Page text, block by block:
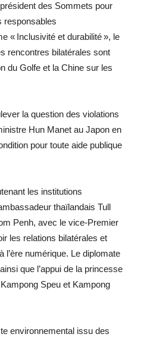
des Sommets pour
responsables
« Inclusivité et durabilité », le
rencontres bilatérales sont
du Golfe et la Chine sur les
la question des violations
Hun Manet au Japon en
pour toute aide publique
les institutions
thaïlandais Tull
Penh, avec le vice-Premier
les relations bilatérales et
numérique. Le diplomate
que l’appui de la princesse
Speu et Kampong
environnemental issu des